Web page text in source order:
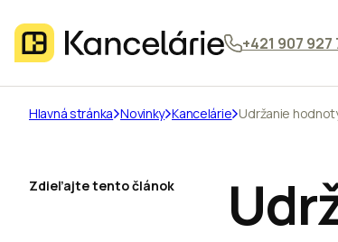
+421 907 927
Hlavná stránka Novinky Kancelárie Udržanie
Zdieľajte tento článok